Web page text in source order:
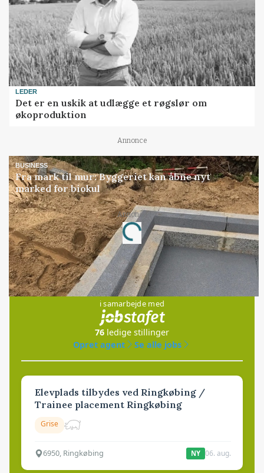
LEDER
Det er en uskik at udlægge et røgslør om
økoproduktion
Annonce
BUSINESS
Fra mark til mur: Byggeriet kan åbne nyt
marked for biokul
Annonce
Loading...
Jobs
i samarbejde med
76 ledige stillinger
Opret agent
Se alle jobs
Elevplads tilbydes ved Ringkøbing /
Trainee placement Ringkøbing
Grise
6950, Ringkøbing NY 06. aug.